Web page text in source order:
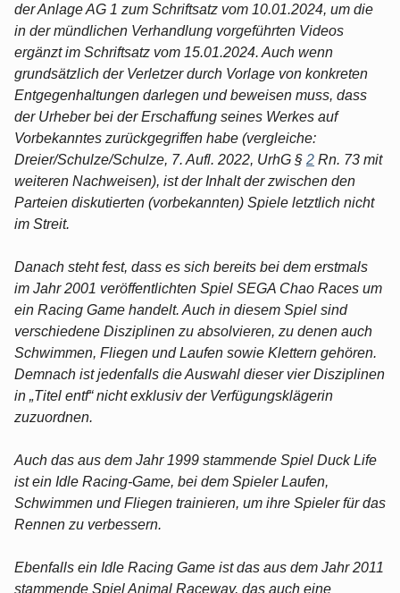
der Anlage AG 1 zum Schriftsatz vom 10.01.2024, um die
in der mündlichen Verhandlung vorgeführten Videos
ergänzt im Schriftsatz vom 15.01.2024. Auch wenn
grundsätzlich der Verletzer durch Vorlage von konkreten
Entgegenhaltungen darlegen und beweisen muss, dass
der Urheber bei der Erschaffung seines Werkes auf
Vorbekanntes zurückgegriffen habe (vergleiche:
Dreier/Schulze/Schulze, 7. Aufl. 2022, UrhG § 2 Rn. 73 mit
weiteren Nachweisen), ist der Inhalt der zwischen den
Parteien diskutierten (vorbekannten) Spiele letztlich nicht
im Streit.
Danach steht fest, dass es sich bereits bei dem erstmals
im Jahr 2001 veröffentlichten Spiel SEGA Chao Races um
ein Racing Game handelt. Auch in diesem Spiel sind
verschiedene Disziplinen zu absolvieren, zu denen auch
Schwimmen, Fliegen und Laufen sowie Klettern gehören.
Demnach ist jedenfalls die Auswahl dieser vier Disziplinen
in „Titel entf“ nicht exklusiv der Verfügungsklägerin
zuzuordnen.
Auch das aus dem Jahr 1999 stammende Spiel Duck Life
ist ein Idle Racing-Game, bei dem Spieler Laufen,
Schwimmen und Fliegen trainieren, um ihre Spieler für das
Rennen zu verbessern.
Ebenfalls ein Idle Racing Game ist das aus dem Jahr 2011
stammende Spiel Animal Raceway, das auch eine